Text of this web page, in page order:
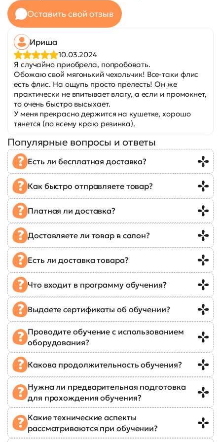
Оставить свой отзыв
Ириша
10.03.2024
Я случайно приобрела, попробовать.
Обожаю свой мягонький чехольчик! Все-таки флис
есть флис. На ощупь просто прелесть! Он же
практически не впитывает влагу, а если и промокнет,
то очень быстро высыхает.
У меня прекрасно держится на кушетке, хорошо
тянется (по всему краю резинка).
Популярные вопросы и ответы
Есть ли бесплатная доставка?
Как быстро отправляете товар?
Платная ли доставка?
Доставляете ли товар в салон?
Есть ли доставка товара?
Что входит в программу обучения?
Выдаете сертификаты об обучении?
Проводите обучение с использованием
оборудования?
Какова продолжительность обучения?
Нужна ли предварительная подготовка
для прохождения обучения?
Какие технические аспекты
рассматриваются при обучении?